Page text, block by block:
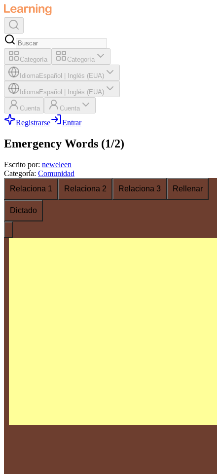
Categoría Categoría
IdiomaEspañol Inglés (EUA)
IdiomaEspañol Inglés (EUA)
Cuenta Cuenta
Registrarse Entrar
Emergency Words (1/2)
Escrito por: neweleen
Categoría: Comunidad
Relaciona 1
Relaciona 2 Relaciona 3 Rellenar
Dictado